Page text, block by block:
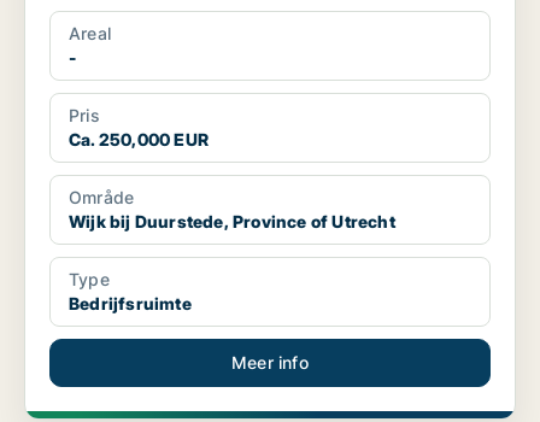
Areal
-
Pris
Ca. 250,000 EUR
Område
Wijk bij Duurstede, Province of Utrecht
Type
Bedrijfsruimte
Meer info